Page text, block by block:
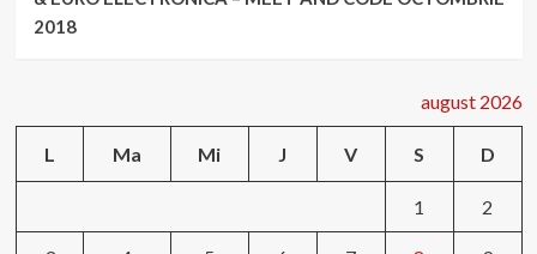
2018
august 2026
L Ma Mi J V S D
1 2